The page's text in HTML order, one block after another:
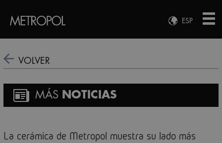
ESP
ENG
VOLVER
MÁS NOTICIAS
La cerámica de Metropol muestra su lado más